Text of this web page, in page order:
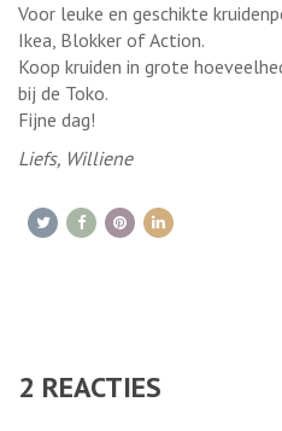
Voor leuke en geschikte
Ikea, Blokker of Action.
Koop kruiden in grote
bij de Toko.
Fijne dag!
Liefs, Williene
2 REACTIES